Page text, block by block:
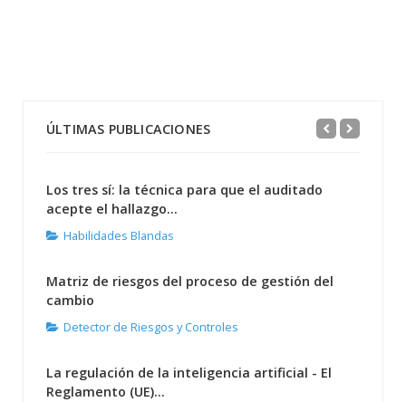
ÚLTIMAS PUBLICACIONES
Los tres sí: la técnica para que el auditado
acepte el hallazgo...
Habilidades Blandas
Matriz de riesgos del proceso de gestión del
cambio
Detector de Riesgos y Controles
La regulación de la inteligencia artificial - El
Reglamento (UE)...